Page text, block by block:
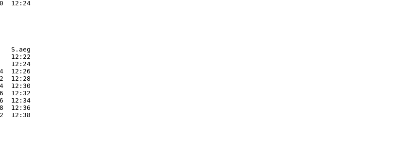
S.aeg
12:22
12:24
12:26
12:28
12:30
12:32
12:34
12:36